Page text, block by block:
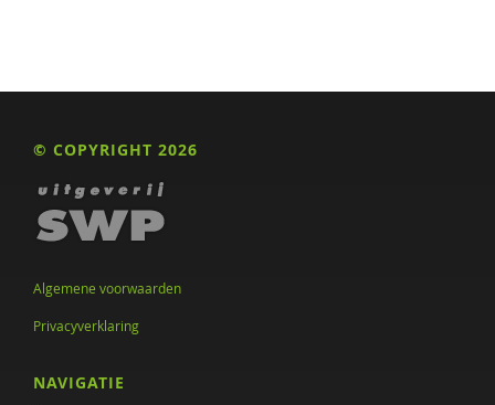
© COPYRIGHT 2026
Algemene voorwaarden
Privacyverklaring
NAVIGATIE